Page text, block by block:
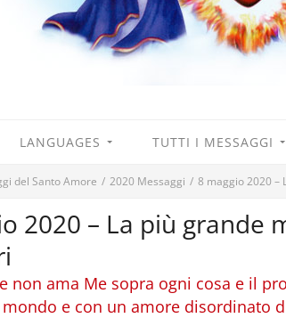
LANGUAGES TUTTI I MESSAGGI
del Santo Amore / 2020 Messaggi / 8 maggio 2020 –
2020 – La più grande
non ama Me sopra ogni cosa e il
e con un amore disordinato